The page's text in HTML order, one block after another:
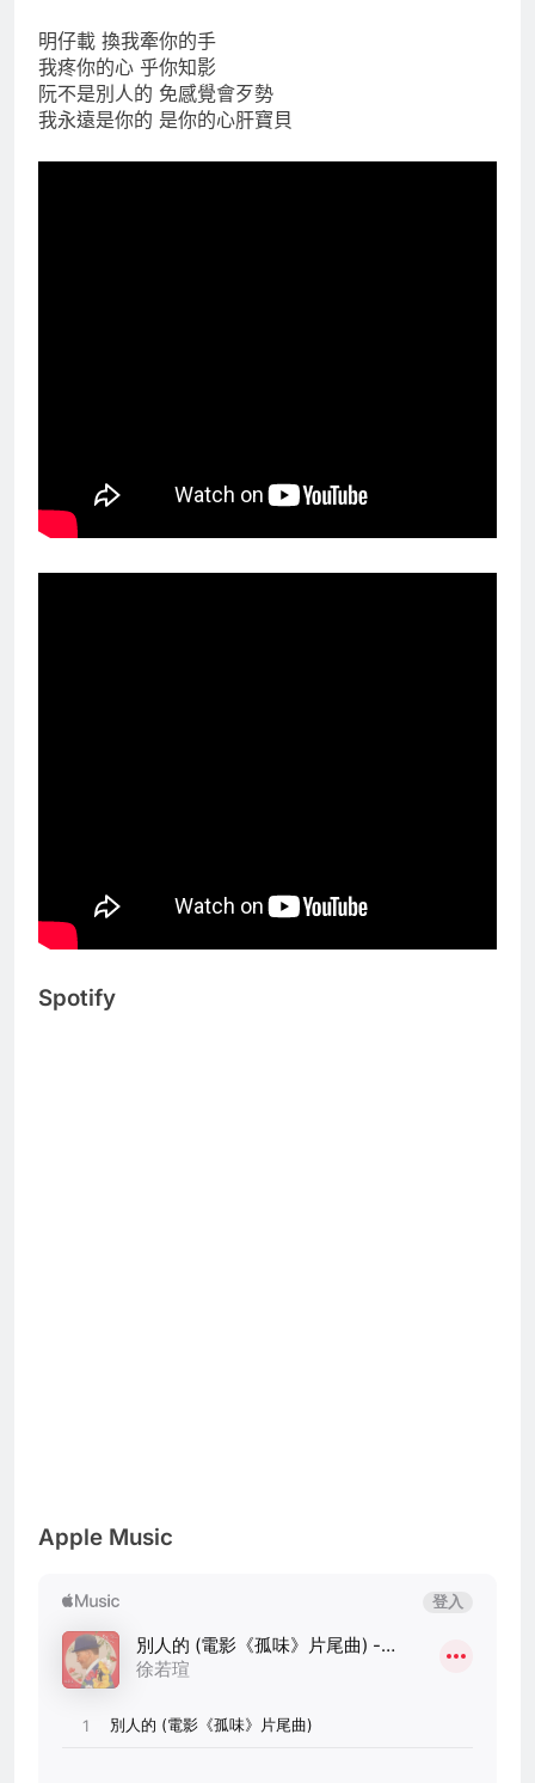
明仔載 換我牽你的手
我疼你的心 乎你知影
阮不是別人的 免感覺會歹勢
我永遠是你的 是你的心肝寶貝
Spotify
Apple Music